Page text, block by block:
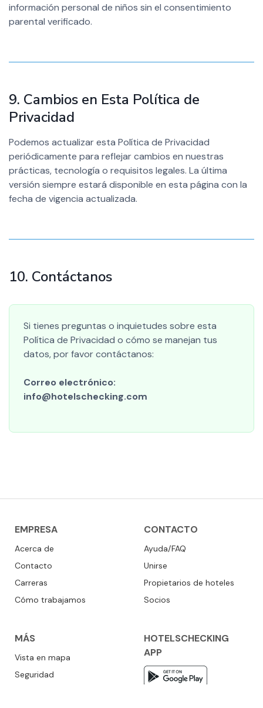
información personal de niños sin el consentimiento
parental verificado.
9. Cambios en Esta Política de
Privacidad
Podemos actualizar esta Política de Privacidad
periódicamente para reflejar cambios en nuestras
prácticas, tecnología o requisitos legales. La última
versión siempre estará disponible en esta página con la
fecha de vigencia actualizada.
10. Contáctanos
Si tienes preguntas o inquietudes sobre esta
Política de Privacidad o cómo se manejan tus
datos, por favor contáctanos:
Correo electrónico:
info@hotelschecking.com
EMPRESA
Acerca de
Contacto
Carreras
Cómo trabajamos
CONTACTO
Ayuda/FAQ
Unirse
Propietarios de hoteles
Socios
MÁS
Vista en mapa
Seguridad
HOTELSCHECKING
APP